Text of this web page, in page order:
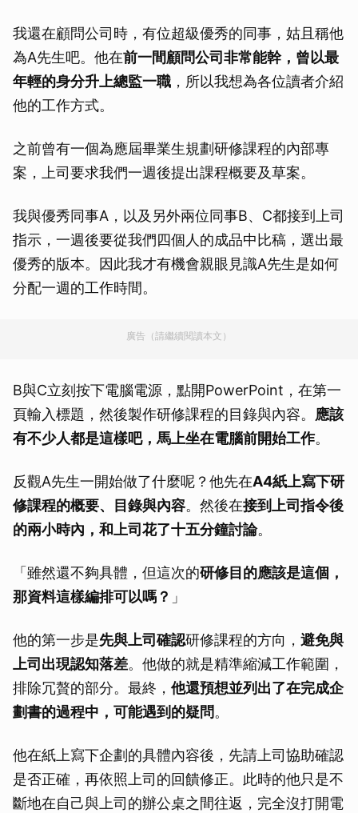
我還在顧問公司時，有位超級優秀的同事，姑且稱他
為A先生吧。他在前一間顧問公司非常能幹，曾以最
年輕的身分升上總監一職 ，所以我想為各位讀者介紹
他的工作方式。
之前曾有一個為應屆畢業生規劃研修課程的內部專
案，上司要求我們一週後提出課程概要及草案。
我與優秀同事A，以及另外兩位同事B、C都接到上司
指示，一週後要從我們四個人的成品中比稿，選出最
優秀的版本。因此我才有機會親眼見識A先生是如何
分配一週的工作時間。
廣告（請繼續閱讀本文）
B與C立刻按下電腦電源，點開PowerPoint，在第一
頁輸入標題，然後製作研修課程的目錄與內容。 應該
有不少人都是這樣吧，馬上坐在電腦前開始工作。
反觀A先生一開始做了什麼呢？他先在A4紙上寫下研
修課程的概要、目錄與內容。然後在接到上司指令後
的兩小時內，和上司花了十五分鐘討論。
「雖然還不夠具體，但這次的研修目的應該是這個，
那資料這樣編排可以嗎？ 」
他的第一步是先與上司確認研修課程的方向， 避免與
上司出現認知落差。他做的就是精準縮減工作範圍，
排除冗贅的部分。最終， 他還預想並列出了在完成企
劃書的過程中，可能遇到的疑問。
他在紙上寫下企劃的具體內容後，先請上司協助確認
是否正確，再依照上司的回饋修正。此時的他只是不
斷地在自己與上司的辦公桌之間往返，完全沒打開電